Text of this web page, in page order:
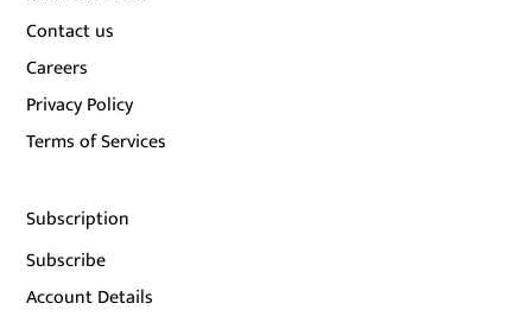
Contact us
Careers
Privacy Policy
Terms of Services
Subscription
Subscribe
Account Details